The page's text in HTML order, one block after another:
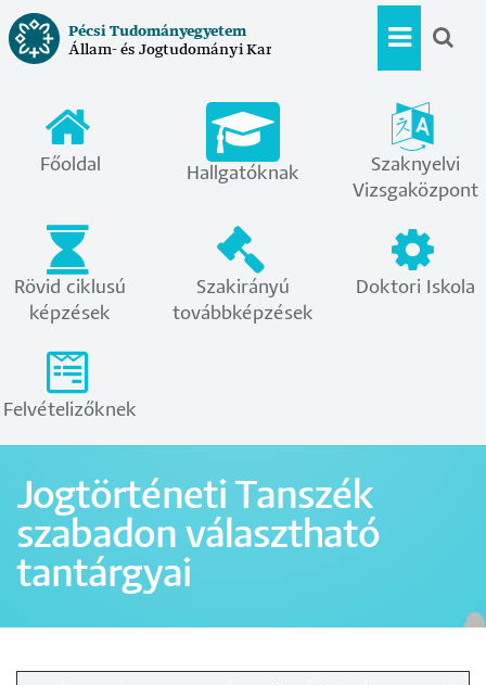
Ugrás
a
tartalomra
Pécsi Tudományegyetem
Állam- és Jogtudományi Kar
menü
Főoldal Hallgatóknak
Szaknyelvi
Vizsgaközpont
Rövid ciklusú
képzések
Szakirányú
továbbképzések
Doktori Iskola
Felvételizőknek
Jogtörténeti Tanszék
szabadon választható
tantárgyai